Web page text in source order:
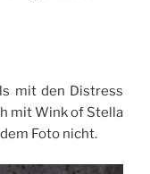
mit den Distress
mit Wink of Stella
Foto nicht.